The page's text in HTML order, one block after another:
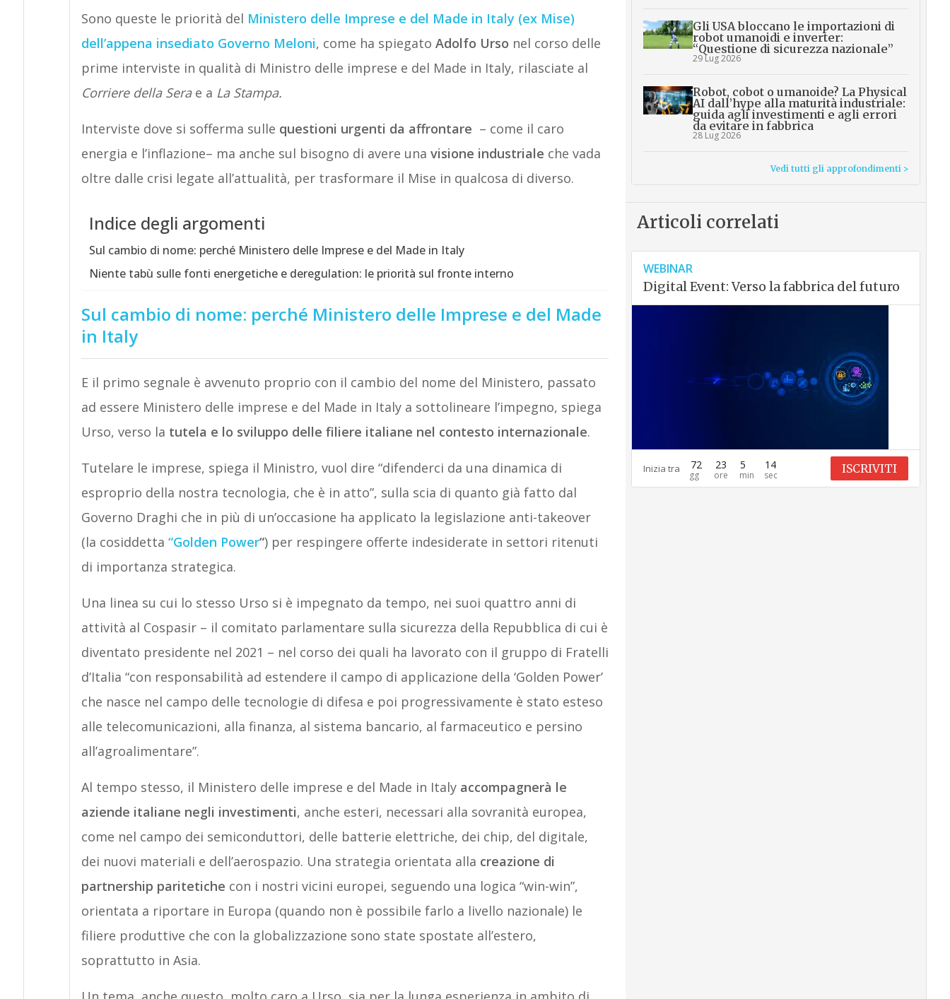
Sono queste le priorità del Ministero delle Imprese e del Made in Italy (ex Mise)
dell’appena insediato Governo Meloni, come ha spiegato Adolfo Urso nel corso delle
prime interviste in qualità di Ministro delle imprese e del Made in Italy, rilasciate al
Corriere della Serae a La Stampa.
Interviste dove si sofferma sulle questioni urgenti da affrontare – come il caro
energia e l’inflazione– ma anche sul bisogno di avere una visione industriale che vada
oltre dalle crisi legate all’attualità, per trasformare il Mise in qualcosa di diverso.
Indice degli argomenti
Sul cambio di nome: perché Ministero delle Imprese e del Made in Italy
Niente tabù sulle fonti energetiche e deregulation: le priorità sul fronte interno
Sul cambio di nome: perché Ministero delle Imprese e del Made
in Italy
E il primo segnale è avvenuto proprio con il cambio del nome del Ministero, passato
ad essere Ministero delle imprese e del Made in Italy a sottolineare l’impegno, spiega
Urso, verso la tutela e lo sviluppo delle filiere italiane nel contesto internazionale.
Tutelare le imprese, spiega il Ministro, vuol dire “difenderci da una dinamica di
esproprio della nostra tecnologia, che è in atto”, sulla scia di quanto già fatto dal
Governo Draghi che in più di un’occasione ha applicato la legislazione anti-takeover
(la cosiddetta “Golden Power“) per respingere offerte indesiderate in settori ritenuti
di importanza strategica.
Una linea su cui lo stesso Urso si è impegnato da tempo, nei suoi quattro anni di
attività al Cospasir – il comitato parlamentare sulla sicurezza della Repubblica di cui è
diventato presidente nel 2021 – nel corso dei quali ha lavorato con il gruppo di Fratelli
d’Italia “con responsabilità ad estendere il campo di applicazione della ‘Golden Power’
che nasce nel campo delle tecnologie di difesa e poi progressivamente è stato esteso
alle telecomunicazioni, alla finanza, al sistema bancario, al farmaceutico e persino
all’agroalimentare”.
Al tempo stesso, il Ministero delle imprese e del Made in Italy accompagnerà le
aziende italiane negli investimenti, anche esteri, necessari alla sovranità europea,
come nel campo dei semiconduttori, delle batterie elettriche, dei chip, del digitale,
dei nuovi materiali e dell’aerospazio. Una strategia orientata alla creazione di
partnership paritetiche con i nostri vicini europei, seguendo una logica “win-win”,
orientata a riportare in Europa (quando non è possibile farlo a livello nazionale) le
filiere produttive che con la globalizzazione sono state spostate all’estero,
soprattutto in Asia.
Gli USA bloccano le importazioni di
robot umanoidi e inverter:
“Questione di sicurezza nazionale”
29 Lug 2026
Robot, cobot o umanoide? La Physical
AI dall’hype alla maturità industriale:
guida agli investimenti e agli errori
da evitare in fabbrica
28 Lug 2026
Vedi tutti gli approfondimenti >
Articoli correlati
WEBINAR
Digital Event: Verso la fabbrica del futuro
Inizia tra 72 23 5 13 ISCRIVITI